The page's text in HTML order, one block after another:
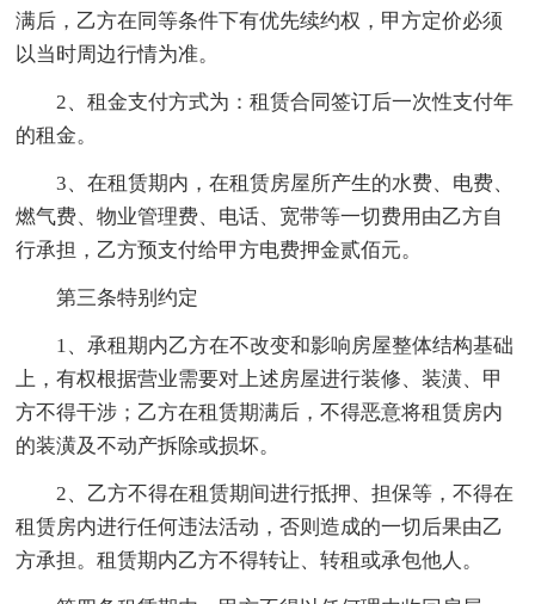
满后，乙方在同等条件下有优先续约权，甲方定价必须
以当时周边行情为准。
2、租金支付方式为：租赁合同签订后一次性支付年
的租金。
3、在租赁期内，在租赁房屋所产生的水费、电费、
燃气费、物业管理费、电话、宽带等一切费用由乙方自
行承担，乙方预支付给甲方电费押金贰佰元。
第三条特别约定
1、承租期内乙方在不改变和影响房屋整体结构基础
上，有权根据营业需要对上述房屋进行装修、装潢、甲
方不得干涉；乙方在租赁期满后，不得恶意将租赁房内
的装潢及不动产拆除或损坏。
2、乙方不得在租赁期间进行抵押、担保等，不得在
租赁房内进行任何违法活动，否则造成的一切后果由乙
方承担。租赁期内乙方不得转让、转租或承包他人。